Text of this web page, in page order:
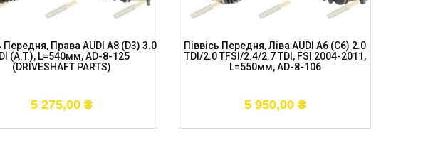
Передня, Права AUDI A8 (D3) 3.0
(A.T.), L=540мм, AD-8-125
(DRIVESHAFT PARTS)
5 275,00 ₴
Піввісь Передня, Ліва AUDI A6 (C6) 2.0
TDI/2.0 TFSI/2.4/2.7 TDI, FSI 2004-2011,
L=550мм, AD-8-106
5 950,00 ₴